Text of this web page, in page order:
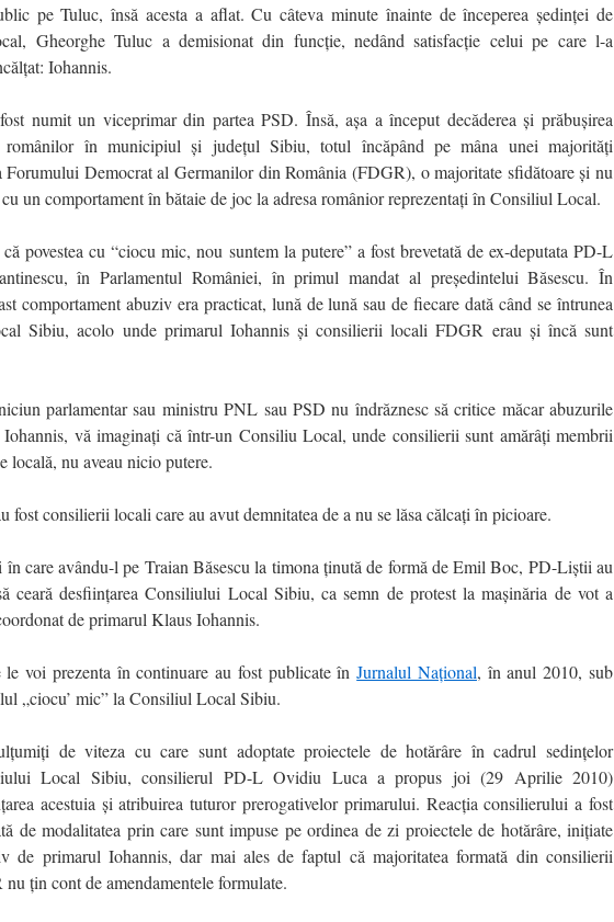
pe Tuluc, însă acesta a aflat. Cu câteva minute înainte de începerea ședinței de
Gheorghe Tuluc a demisionat din funcție, nedând satisfacție celui pe care l-a
Iohannis.
numit un viceprimar din partea PSD. Însă, așa a început decăderea și prăbușirea
românilor în municipiul și județul Sibiu, totul încăpând pe mâna unei majorități
Forumului Democrat al Germanilor din România (FDGR), o majoritate sfidătoare și nu
un comportament în bătaie de joc la adresa românior reprezentați în Consiliul Local.
povestea cu “ciocu mic, nou suntem la putere” a fost brevetată de ex-deputata PD-L
în Parlamentul României, în primul mandat al președintelui Băsescu. În
comportament abuziv era practicat, lună de lună sau de fiecare dată când se întrunea
Sibiu, acolo unde primarul Iohannis și consilierii locali FDGR erau și încă sunt
parlamentar sau ministru PNL sau PSD nu îndrăznesc să critice măcar abuzurile
Iohannis, vă imaginați că într-un Consiliu Local, unde consilierii sunt amărâți membrii
locală, nu aveau nicio putere.
consilierii locali care au avut demnitatea de a nu se lăsa călcați în picioare.
în care avându-l pe Traian Băsescu la timona ținută de formă de Emil Boc, PD-Liștii au
ceară desființarea Consiliului Local Sibiu, ca semn de protest la maşinăria de vot a
de primarul Klaus Iohannis.
le voi prezenta în continuare au fost publicate înJurnalul Național, în anul 2010, sub
„ciocu’ mic” la Consiliul Local Sibiu.
de viteza cu care sunt adoptate proiectele de hotărâre în cadrul sedinţelor
Local Sibiu, consilierul PD-L Ovidiu Luca a propus joi (29 Aprilie 2010)
acestuia şi atribuirea tuturor prerogativelor primarului. Reacţia consilierului a fost
de modalitatea prin care sunt impuse pe ordinea de zi proiectele de hotărâre, iniţiate
de primarul Iohannis, dar mai ales de faptul că majoritatea formată din consilierii
ţin cont de amendamentele formulate.